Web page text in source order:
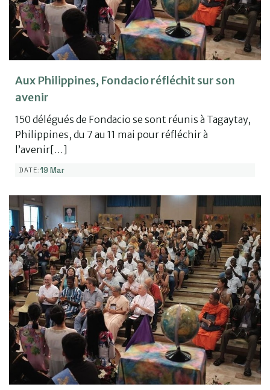
Aux Philippines, Fondacio réfléchit sur son
avenir
150 délégués de Fondacio se sont réunis à Tagaytay,
Philippines, du 7 au 11 mai pour réfléchir à
l’avenir[…]
DATE:19 Mar